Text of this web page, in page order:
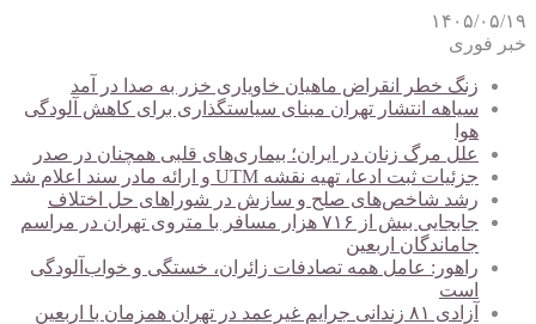
۱۴۰۵/۰۵/۱۹
خبر فوری
زنگ خطر انقراض ماهیان خاویاری خزر به صدا در آمد
سیاهه انتشار تهران مبنای سیاستگذاری برای کاهش آلودگی
هوا
علل مرگ زنان در ایران؛ بیماری‌های قلبی همچنان در صدر
جزئیات ثبت ادعا، تهیه نقشه UTM و ارائه مادر سند اعلام شد
رشد شاخص‌های صلح و سازش در شوراهای حل اختلاف
جابجایی بیش از ۷۱۶ هزار مسافر با متروی تهران در مراسم
جاماندگان اربعین
راهور: عامل همه تصادفات زائران، خستگی و خواب‌آلودگی
است
آزادی ۸۱ زندانی جرایم غیرعمد در تهران همزمان با اربعین